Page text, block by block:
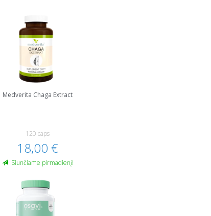
Medverita Chaga Extract
120 caps
18,00 €
Siunčiame pirmadienį!